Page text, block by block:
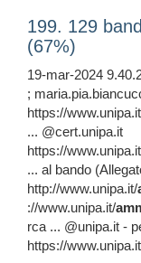
199. 129
(67%)
19-mar-2024
;
https://
... @cert.unipa.it
https://
... al bando
http://www.unipa.it/
://www.unipa.it/
rca ... @unipa.it -
https://